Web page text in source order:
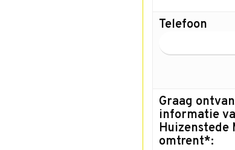
Telefoon
Graag
informatie
Huizenstede
omtrent*: